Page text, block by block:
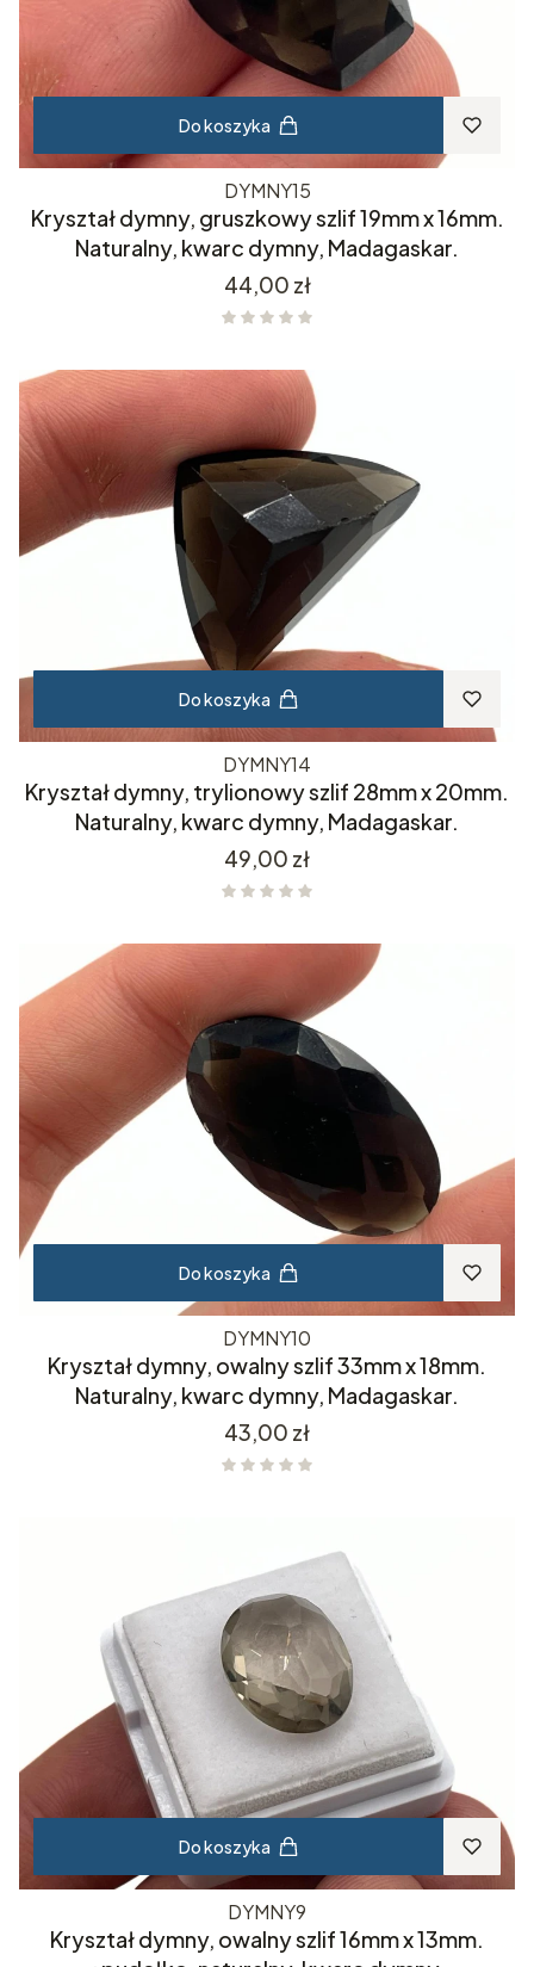
Do koszyka
DYMNY15
Kryształ dymny, gruszkowy szlif 19mm x 16mm.
Naturalny, kwarc dymny, Madagaskar.
Cena
44,00 zł
Do koszyka
DYMNY14
Kryształ dymny, trylionowy szlif 28mm x 20mm.
Naturalny, kwarc dymny, Madagaskar.
Cena
49,00 zł
Do koszyka
DYMNY10
Kryształ dymny, owalny szlif 33mm x 18mm.
Naturalny, kwarc dymny, Madagaskar.
Cena
43,00 zł
Do koszyka
DYMNY9
Kryształ dymny, owalny szlif 16mm x 13mm.